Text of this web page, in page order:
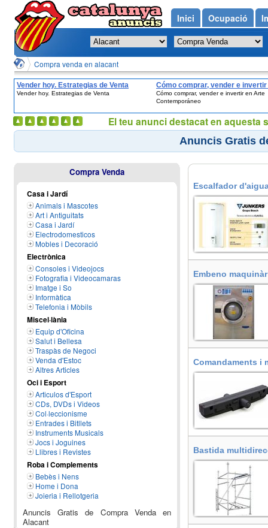
Compra venda en alacant
Vender hoy. Estrategias de Venta
Vender hoy. Estrategias de Venta
Cómo comprar, vender e invertir
Arte Contemporáneo
Cómo comprar, vender e invertir en Arte
Contemporáneo
Anuncis Gratis
Escalfador
Embeno
Comandaments i
Bastida
Compra Venda
Casa i Jardí
Animals i Mascotes
Art i Antiguitats
Casa i Jardí
Electrodomesticos
Mobles i Decoració
Electrònica
Consoles i Videojocs
Fotografia i Videocamaras
Imatge i So
Informàtica
Telefonia i Mòbils
Miscel·lània
Equip d'Oficina
Salut i Bellesa
Traspàs de Negoci
Venda d'Estoc
Altres Articles
Oci i Esport
Articulos d'Esport
CDs, DVDs i Videos
Col·leccionisme
Entrades i Bitllets
Instruments Musicals
Jocs i Joguines
Llibres i Revistes
Roba i Complements
Bebès i Nens
Home i Dona
Joieria i Rellotgeria
Anuncis Gratis de Compra Venda en
Alacant
Inici Ocupació
El teu anunci destacat en aquesta